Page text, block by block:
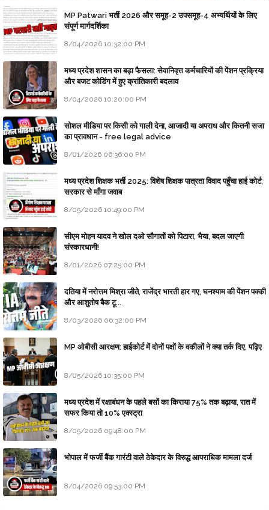
MP Patwari भर्ती 2026 और समूह-2 उपसमूह-4 अभ्यर्थियों के लिए
संपूर्ण मार्गदर्शिका
8/04/2026 10:32:00 PM
मध्य प्रदेश शासन का बड़ा फैसला: सेवानिवृत्त कर्मचारियों की पेंशन प्रक्रिया
और बजट कोडिंग में हुए क्रांतिकारी बदलाव
8/04/2026 10:20:00 PM
सोशल मीडिया पर किसी को गाली देना, आजादी या अपराध और कितनी सजा
का प्रावधान - free legal advice
8/01/2026 06:36:00 PM
मध्य प्रदेश शिक्षक भर्ती 2025: विशेष शिक्षक पात्रता विवाद पहुँचा हाई कोर्ट;
सरकार से माँगा जवाब
8/05/2026 10:49:00 PM
सीएम मोहन यादव ने खोल दओ सौगातों को पिटारा, भैया, बदल जाएगी
संस्कारधानी!
8/01/2026 07:25:00 PM
दतिया में नरोत्तम मिश्रा जीते, राजेंद्र भारती हार गए, घनश्याम की पेंशन पक्की
और आशुतोष बैक टू...
8/03/2026 06:32:00 PM
MP ओबीसी आरक्षण: हाईकोर्ट में दोनों पक्षों के वकीलों ने क्या तर्क दिए, पढ़िए
8/05/2026 10:35:00 PM
मध्य प्रदेश में रक्षाबंधन के पहले बसों का किराया 75% तक बढ़ाया, रात में
सफर किया तो 10% एक्स्ट्रा
8/05/2026 09:48:00 PM
भोपाल में फर्जी बैंक गारंटी वाले ठेकेदार के विरुद्ध आपराधिक मामला दर्ज
8/04/2026 09:53:00 PM